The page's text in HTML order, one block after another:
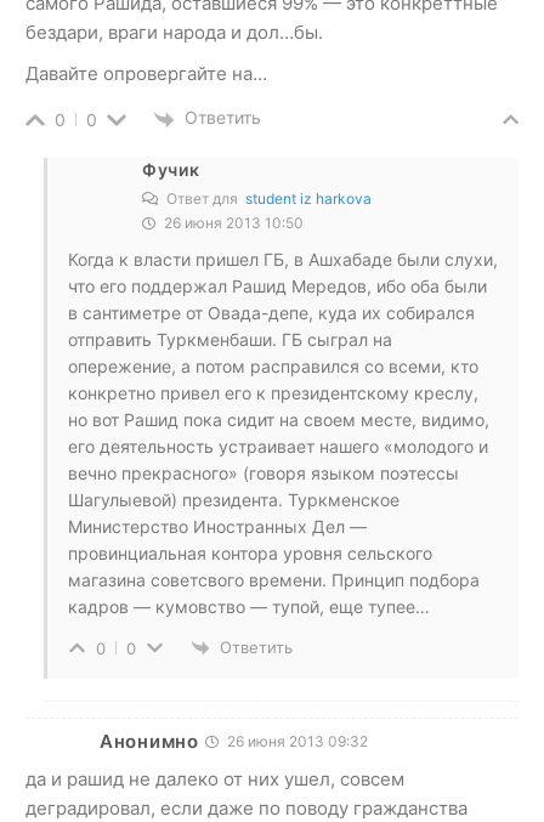
бездари, враги народа и дол…бы.
Давайте опровергайте на…
0 0 Ответить
Фучик
Ответ для student iz harkova
26 июня 2013 10:50
Когда к власти пришел ГБ, в Ашхабаде были слухи,
что его поддержал Рашид Мередов, ибо оба были
в сантиметре от Овада-депе, куда их собирался
отправить Туркменбаши. ГБ сыграл на
опережение, а потом расправился со всеми, кто
конкретно привел его к президентскому креслу,
но вот Рашид пока сидит на своем месте, видимо,
его деятельность устраивает нашего «молодого и
вечно прекрасного» (говоря языком поэтессы
Шагулыевой) президента. Туркменское
Министерство Иностранных Дел —
провинциальная контора уровня сельского
магазина советсвого времени. Принцип подбора
кадров — кумовство — тупой, еще тупее…
0 0 Ответить
Анонимно 26 июня 2013 09:32
да и рашид не далеко от них ушел, совсем
деградировал, если даже по поводу гражданства